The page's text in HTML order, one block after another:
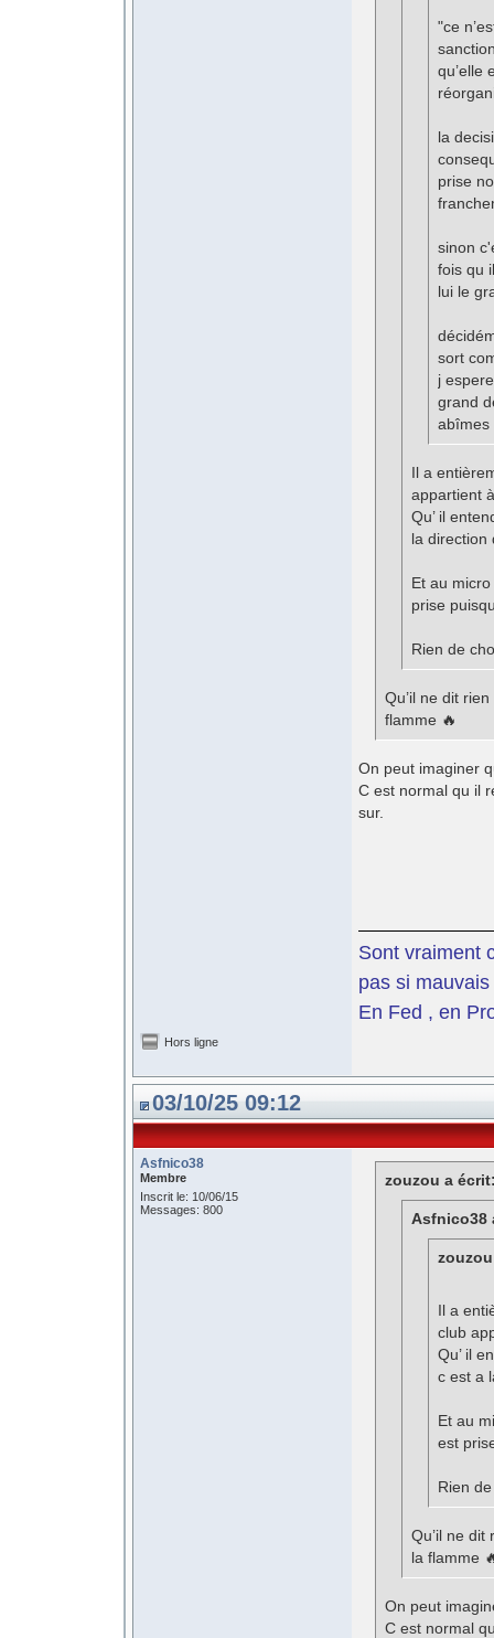
"ce
qu’elle
la
prise
sinon
fois qu
lui le
sort
j
grand
abîmes
Il a
appartient
Qu’ il
la direction
Et au
prise
Rien de
Qu’il ne dit
flamme 🔥
On peut imaginer
C est normal qu il
sur.
Sont vraiment
pas si
En Fed , en
Hors ligne
03/10/25 09:12
Asfnico38
Membre
Inscrit le: 10/06/15
Messages: 800
zouzou a
Asfnico38
Il a
club
Qu’ il
c est a
Et au
est
Rien
Qu’il ne
la flamme
On peut
C est normal